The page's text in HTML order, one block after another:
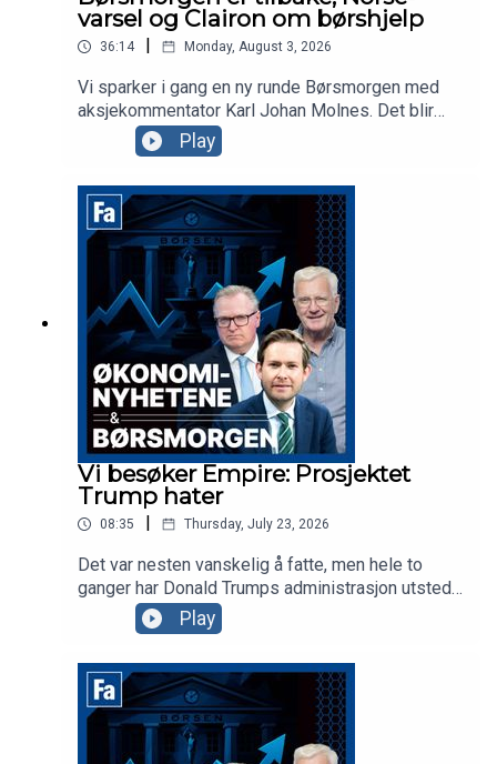
varsel og Clairon om børshjelp
36:14 Monday, August 3, 2026
Vi sparker i gang en ny runde Børsmorgen med
aksjekommentator Karl Johan Molnes. Det blir
mer om resultatvarselet fra flyselskapet Norse,
utviklingen i Iran-krigen og Akers vei mot børs
med AI-datasenterselskapet Nscale. Clairon-
partner Anders Tuv er gjest i studio for å snakke
om samarbeidet deres med Euronext for å hjelpe
selskaper mot børs i Oslo eller Stockholm.
Play
Vi besøker Empire: Prosjektet
Trump hater
08:35 Thursday, July 23, 2026
Det var nesten vanskelig å fatte, men hele to
ganger har Donald Trumps administrasjon utstedt
stoppordrer for det godkjente gigantprosjektet
innen havvind, Empire Wind utenfor New York.
Prosjekter tilhørende Ørsted og andre selskaper
ble også forsøkt stoppet, men hva er det som
irriterer presidenten? Vi drar til Brooklyn i New
York for å se på det som er et av Equinors største
prosjekter noensinne.
Play